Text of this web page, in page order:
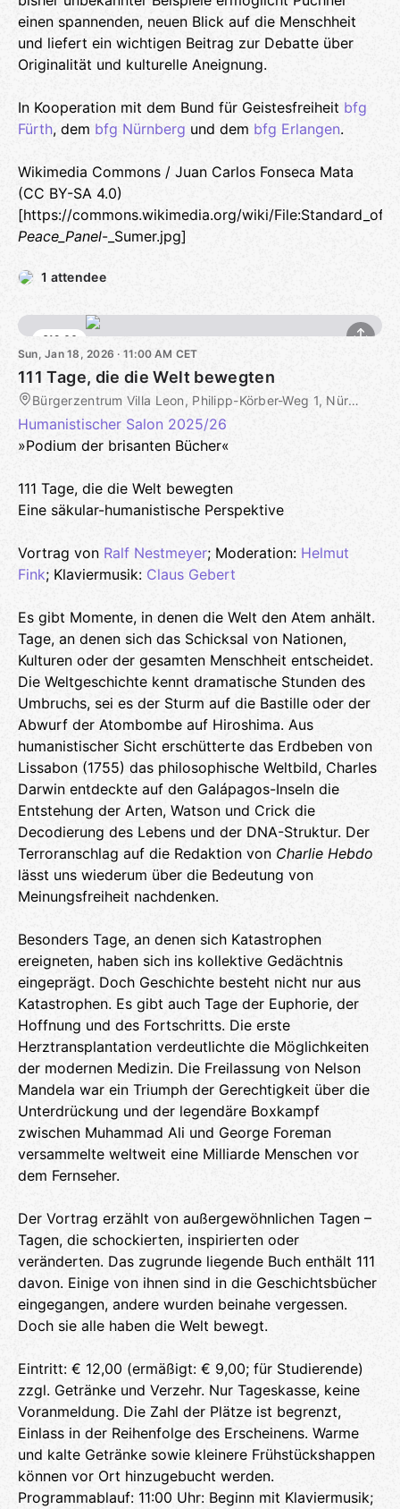
einen spannenden, neuen Blick auf die Menschheit
und liefert ein wichtigen Beitrag zur Debatte über
Originalität und kulturelle Aneignung.
In Kooperation mit dem Bund für Geistesfreiheit bfg
Fürth, dem bfg Nürnberg und dem bfg Erlangen.
Wikimedia Commons / Juan Carlos Fonseca Mata
(CC BY-SA 4.0)
[https://commons.wikimedia.org/wiki/
Peace_Panel-_Sumer.jpg]
1 attendee
€12.00
Sun, Jan 18, 2026 · 11:00 AM CET
111 Tage, die die Welt bewegten
Bürgerzentrum Villa Leon, Philipp-Körber-Weg 1, Nürnberg, DE
Humanistischer Salon 2025/26
»Podium der brisanten Bücher«
111 Tage, die die Welt bewegten
Eine säkular-humanistische Perspektive
Vortrag von Ralf Nestmeyer; Moderation: Helmut
Fink; Klaviermusik: Claus Gebert
Es gibt Momente, in denen die Welt den Atem anhält.
Tage, an denen sich das Schicksal von Nationen,
Kulturen oder der gesamten Menschheit entscheidet.
Die Weltgeschichte kennt dramatische Stunden des
Umbruchs, sei es der Sturm auf die Bastille oder der
Abwurf der Atombombe auf Hiroshima. Aus
humanistischer Sicht erschütterte das Erdbeben von
Lissabon (1755) das philosophische Weltbild, Charles
Darwin entdeckte auf den Galápagos-Inseln die
Entstehung der Arten, Watson und Crick die
Decodierung des Lebens und der DNA-Struktur. Der
Terroranschlag auf die Redaktion von Charlie Hebdo
lässt uns wiederum über die Bedeutung von
Meinungsfreiheit nachdenken.
Besonders Tage, an denen sich Katastrophen
ereigneten, haben sich ins kollektive Gedächtnis
eingeprägt. Doch Geschichte besteht nicht nur aus
Katastrophen. Es gibt auch Tage der Euphorie, der
Hoffnung und des Fortschritts. Die erste
Herztransplantation verdeutlichte die Möglichkeiten
der modernen Medizin. Die Freilassung von Nelson
Mandela war ein Triumph der Gerechtigkeit über die
Unterdrückung und der legendäre Boxkampf
zwischen Muhammad Ali und George Foreman
versammelte weltweit eine Milliarde Menschen vor
dem Fernseher.
Der Vortrag erzählt von außergewöhnlichen Tagen –
Tagen, die schockierten, inspirierten oder
veränderten. Das zugrunde liegende Buch enthält 111
davon. Einige von ihnen sind in die Geschichtsbücher
eingegangen, andere wurden beinahe vergessen.
Doch sie alle haben die Welt bewegt.
Eintritt: € 12,00 (ermäßigt: € 9,00; für Studierende)
zzgl. Getränke und Verzehr. Nur Tageskasse, keine
Voranmeldung. Die Zahl der Plätze ist begrenzt,
Einlass in der Reihenfolge des Erscheinens. Warme
und kalte Getränke sowie kleinere Frühstückshappen
können vor Ort hinzugebucht werden.
Programmablauf: 11:00 Uhr: Beginn mit Klaviermusik;